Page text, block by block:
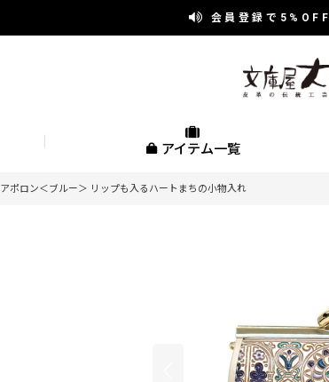
会員登録で 5%OFF
アイテム一覧
アポロン＜ブルー＞ リップも入るハートまちの小物入れ